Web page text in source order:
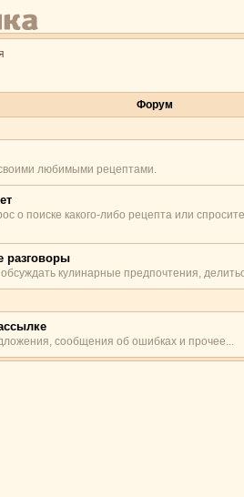
Форум
любимыми рецептами.
о поиске какого-либо рецепта или
разговоры
кулинарные предпочтения,
сообщения об ошибках и прочее...